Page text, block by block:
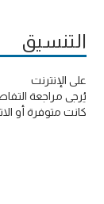
التنسيق
على الإنترنت
يُرجى مراجعة
كانت متوفرة أو